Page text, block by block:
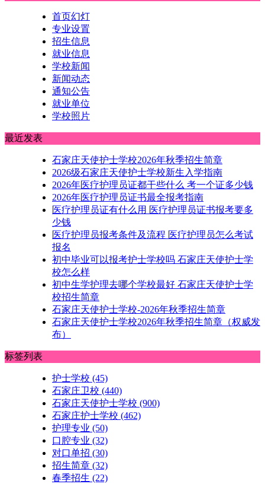
首页幻灯
专业设置
招生信息
就业信息
学校新闻
新闻动态
通知公告
就业单位
学校照片
最近发表
石家庄天使护士学校2026年秋季招生简章
2026级石家庄天使护士学校新生入学指南
2026年医疗护理员证都干些什么 考一个证多少钱
2026年医疗护理员证书最全报考指南
医疗护理员证有什么用 医疗护理员证书报考要多
少钱
医疗护理员报考条件及流程 医疗护理员怎么考试
报名
初中毕业可以报考护士学校吗 石家庄天使护士学
校怎么样
初中生学护理去哪个学校最好 石家庄天使护士学
校招生简章
石家庄天使护士学校-2026年秋季招生简章
石家庄天使护士学校2026年秋季招生简章（权威发
布）
标签列表
护士学校 (45)
石家庄卫校 (440)
石家庄天使护士学校 (900)
石家庄护士学校 (462)
护理专业 (50)
口腔专业 (32)
对口单招 (30)
招生简章 (32)
春季招生 (22)